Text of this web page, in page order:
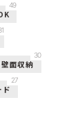
49
壁面収納
30
ド
27